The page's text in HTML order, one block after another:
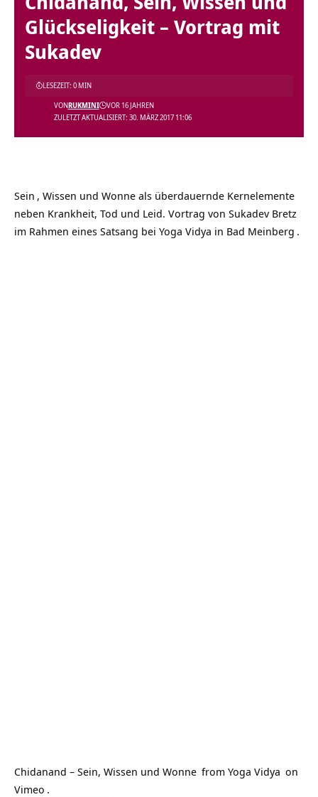
Glückseligkeit – Vortrag mit
Sukadev
ZULETZT AKTUALISIERT: 30. MÄRZ 2017 11:06
VONRUKMINI VOR 16 JAHREN
LESEZEIT: 0 MIN
Sein , Wissen und Wonne als überdauernde Kernelemente
neben Krankheit, Tod und Leid. Vortrag von Sukadev Bretz
im Rahmen eines Satsang bei Yoga Vidya in Bad Meinberg .
Chidanand – Sein, Wissen und Wonne from Yoga Vidya on
Vimeo .